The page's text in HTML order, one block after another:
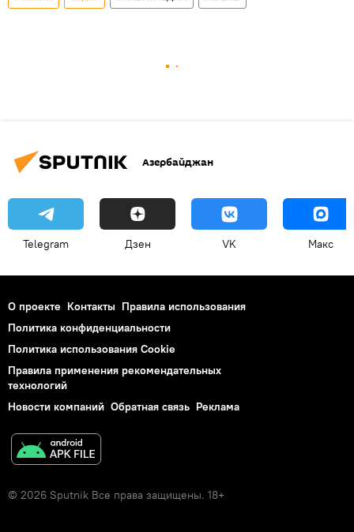
Азербайджан
Telegram Дзен VK Макс
О проекте Контакты Правила использования
Политика конфиденциальности
Политика использования Cookie
Правила применения рекомендательных
технологий
Новости компаний Обратная связь Реклама
© 2026 Sputnik Все права защищены. 18+